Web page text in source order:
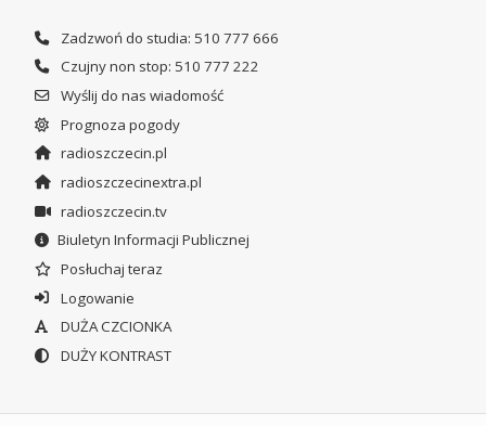
Zadzwoń do studia: 510 777 666
Czujny non stop: 510 777 222
Wyślij do nas wiadomość
Prognoza pogody
radioszczecin.pl
radioszczecinextra.pl
radioszczecin.tv
Biuletyn Informacji Publicznej
Posłuchaj teraz
Logowanie
DUŻA CZCIONKA
DUŻY KONTRAST